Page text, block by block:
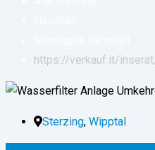
https://verkauf.it/
Sterzing, Wipptal